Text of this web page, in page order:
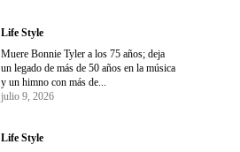
Life Style
Muere Bonnie Tyler a los 75 años; deja
un legado de más de 50 años en la música
y un himno con más de...
julio 9, 2026
Life Style